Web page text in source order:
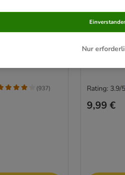
Hundefrisbee
(937)
KONG
Gr. S: Ø 18
9,99 €
Rating: 3.9/5
Nur